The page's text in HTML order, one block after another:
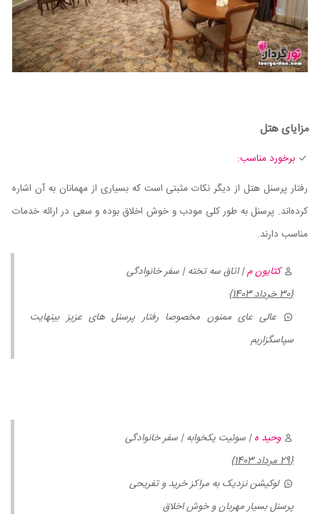
مزایای هتل
برخورد مناسب:
رفتار پرسنل هتل از دیگر نکات مثبتی است که بسیاری از مهمانان به آن اشاره
کرده‌اند. پرسنل به طور کلی مودب و خوش اخلاق بوده و سعی در ارائه خدمات
مناسب دارند.
کتایون م| اتاق سه تخته | سفر خانوادگی
{30 خرداد 1403}
عالی عای ممنون مخصوصا رفتار پرسنل های عزیز بینهایت
سپاسگزاریم
وحید ه| سوئیت یکخوابه | سفر خانوادگی
{29 مرداد 1403}
لوکیشن نزدیک به مراکز خرید و تفریحی
پرسنل بسیار مهربان و خوش اخلاق